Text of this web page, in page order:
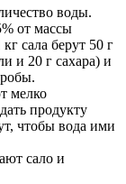
воды.
от массы
сала берут 50 г
и 20 г сахара) и
мелко
продукту
чтобы вода ими
сало и